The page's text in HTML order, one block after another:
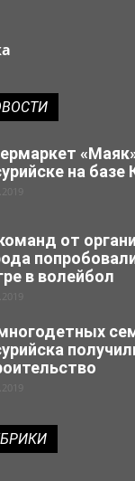
на базе
от
в волейбол